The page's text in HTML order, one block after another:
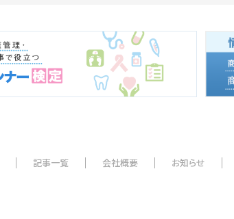
記事一覧 会社概要 お知らせ